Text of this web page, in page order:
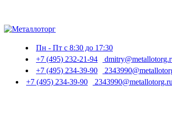
Пн - Пт с 8:30 до 17:30
+7 (495) 232-21-94
+7 (495) 234-39-90
+7 (495) 234-39-90
2343990@metallotorg.ru